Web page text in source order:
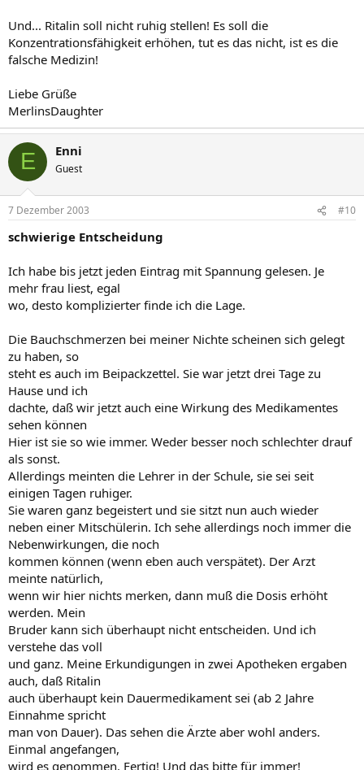
Und... Ritalin soll nicht ruhig stellen! Es soll die
Konzentrationsfähigkeit erhöhen, tut es das nicht, ist es die
falsche Medizin!
Liebe Grüße
MerlinsDaughter
E Enni
Guest
7 Dezember 2003 #10
schwierige Entscheidung
Ich habe bis jetzt jeden Eintrag mit Spannung gelesen. Je
mehr frau liest, egal
wo, desto komplizierter finde ich die Lage.
Die Bauchschmerzen bei meiner Nichte scheinen sich gelegt
zu haben, so
steht es auch im Beipackzettel. Sie war jetzt drei Tage zu
Hause und ich
dachte, daß wir jetzt auch eine Wirkung des Medikamentes
sehen können
Hier ist sie so wie immer. Weder besser noch schlechter drauf
als sonst.
Allerdings meinten die Lehrer in der Schule, sie sei seit
einigen Tagen ruhiger.
Sie waren ganz begeistert und sie sitzt nun auch wieder
neben einer Mitschülerin. Ich sehe allerdings noch immer die
Nebenwirkungen, die noch
kommen können (wenn eben auch verspätet). Der Arzt
meinte natürlich,
wenn wir hier nichts merken, dann muß die Dosis erhöht
werden. Mein
Bruder kann sich überhaupt nicht entscheiden. Und ich
verstehe das voll
und ganz. Meine Erkundigungen in zwei Apotheken ergaben
auch, daß Ritalin
auch überhaupt kein Dauermedikament sei (ab 2 Jahre
Einnahme spricht
man von Dauer). Das sehen die Ärzte aber wohl anders.
Einmal angefangen,
wird es genommen. Fertig! Und das bitte für immer!